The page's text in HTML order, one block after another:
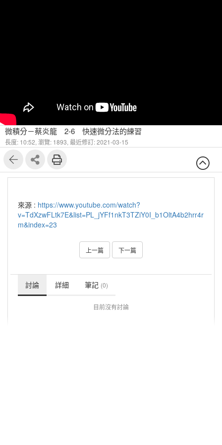
微積分－蔡炎龍 2-6 快速微分法的練習
長度: 10:52, 瀏覽: 1893, 最近修訂: 2021-03-15
來源 : https://www.youtube.com/watch?
v=TdXzwFLtk7E&list=PL_jYFf1nkT3TZiY0I_b1OltA4b2hrr4r
m&index=23
上一篇 下一篇
討論 詳細 筆記 (0)
目前沒有討論